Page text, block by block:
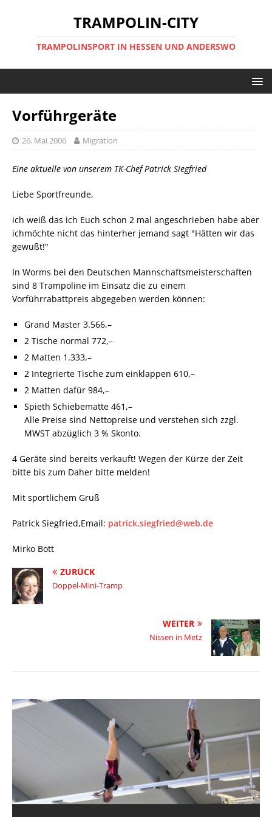
TRAMPOLIN-CITY
TRAMPOLINSPORT IN HESSEN UND ANDERSWO
Vorführgeräte
26. Mai 2006 Migration
Eine aktuelle von unserem TK-Chef Patrick Siegfried
Liebe Sportfreunde,
ich weiß das ich Euch schon 2 mal angeschrieben habe aber
ichmöchte nicht das hinterher jemand sagt "Hätten wir das
gewußt!"
In Worms bei den Deutschen Mannschaftsmeisterschaften
sind 8 Trampoline im Einsatz die zu einem
Vorführrabattpreis abgegeben werden können:
Grand Master 3.566,–
2 Tische normal 772,–
2 Matten 1.333,–
2 Integrierte Tische zum einklappen 610,–
2 Matten dafür 984,–
Spieth Schiebematte 461,–
Alle Preise sind Nettopreise und verstehen sich zzgl.
MWST abzüglich 3 % Skonto.
4 Geräte sind bereits verkauft! Wegen der Kürze der Zeit
bitte bis zum Daher bitte melden!
Mit sportlichem Gruß
Patrick Siegfried,Email: patrick.siegfried@web.de
Mirko Bott
ZURÜCK
Doppel-Mini-Tramp
WEITER
Nissen in Metz